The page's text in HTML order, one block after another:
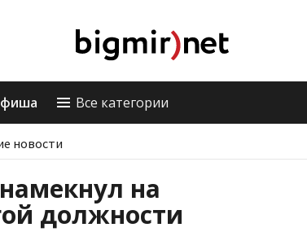
Все категории
новости
на
должности